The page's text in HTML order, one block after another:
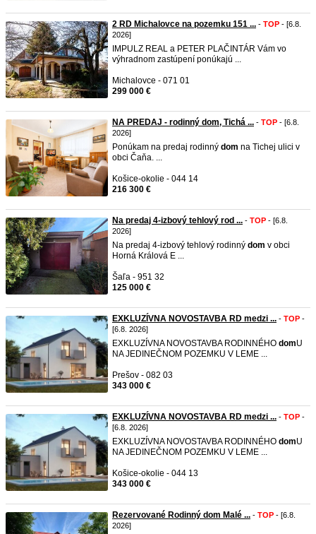
2 RD Michalovce na pozemku 151 ... - TOP - [6.8.
2026]
IMPULZ REAL a PETER PLAČINTÁR Vám vo
výhradnom zastúpení ponúkajú ...
Michalovce - 071 01
299 000 €
NA PREDAJ - rodinný dom, Tichá ... - TOP - [6.8.
2026]
Ponúkam na predaj rodinný dom na Tichej ulici v
obci Čaňa. ...
Košice-okolie - 044 14
216 300 €
Na predaj 4-izbový tehlový rod ... - TOP - [6.8.
2026]
Na predaj 4-izbový tehlový rodinný dom v obci
Horná Králová E ...
Šaľa - 951 32
125 000 €
EXKLUZÍVNA NOVOSTAVBA RD medzi ... - TOP -
[6.8. 2026]
EXKLUZÍVNA NOVOSTAVBA RODINNÉHO domU
NA JEDINEČNOM POZEMKU V LEME ...
Prešov - 082 03
343 000 €
EXKLUZÍVNA NOVOSTAVBA RD medzi ... - TOP -
[6.8. 2026]
EXKLUZÍVNA NOVOSTAVBA RODINNÉHO domU
NA JEDINEČNOM POZEMKU V LEME ...
Košice-okolie - 044 13
343 000 €
Rezervované Rodinný dom Malé ... - TOP - [6.8.
2026]